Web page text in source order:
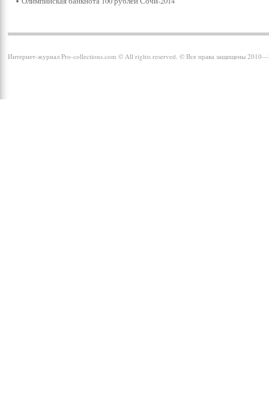
Интернет-журнал Pro-collections.com © All rights reserved. © Все права защищены